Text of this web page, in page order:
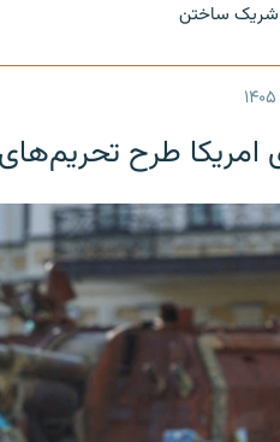
شریک ساختن
امریکا طرح تحریم‌های